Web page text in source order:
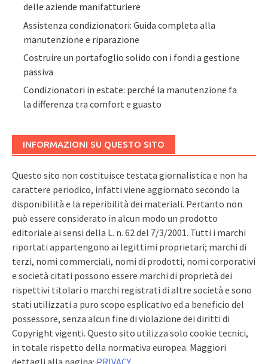
delle aziende manifatturiere
Assistenza condizionatori: Guida completa alla
manutenzione e riparazione
Costruire un portafoglio solido con i fondi a gestione
passiva
Condizionatori in estate: perché la manutenzione fa
la differenza tra comfort e guasto
INFORMAZIONI SU QUESTO SITO
Questo sito non costituisce testata giornalistica e non ha
carattere periodico, infatti viene aggiornato secondo la
disponibilità e la reperibilità dei materiali. Pertanto non
può essere considerato in alcun modo un prodotto
editoriale ai sensi della L. n. 62 del 7/3/2001. Tutti i marchi
riportati appartengono ai legittimi proprietari; marchi di
terzi, nomi commerciali, nomi di prodotti, nomi corporativi
e società citati possono essere marchi di proprietà dei
rispettivi titolari o marchi registrati di altre società e sono
stati utilizzati a puro scopo esplicativo ed a beneficio del
possessore, senza alcun fine di violazione dei diritti di
Copyright vigenti. Questo sito utilizza solo cookie tecnici,
in totale rispetto della normativa europea. Maggiori